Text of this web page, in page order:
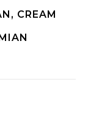
CREAM